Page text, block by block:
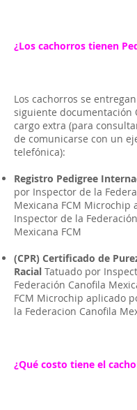
¿Los cachorros tienen
Los cachorros se
siguiente documentación
cargo extra (para
de comunicarse con un
telefónica):
Registro Pedigree
por Inspector de la
Mexicana FCM Microchip
Inspector de la
Mexicana FCM
(CPR) Certificado de
Racial Tatuado por
Federación Canofila
FCM Microchip aplicado
la Federacion Canofila
¿Qué costo tiene el